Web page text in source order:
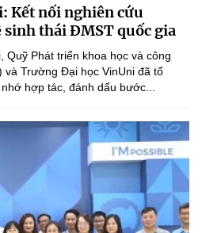
chất lượng
dự thảo VBQPPL
Kết nối nghiên cứu
sinh thái ĐMST quốc gia
Quỹ Phát triển khoa học và công
và Trường Đại học VinUni đã tổ
hợp tác, đánh dấu bước...